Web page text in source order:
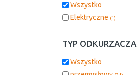
Wszystko
Elektryczne (1)
TYP ODKURZACZA
Wszystko